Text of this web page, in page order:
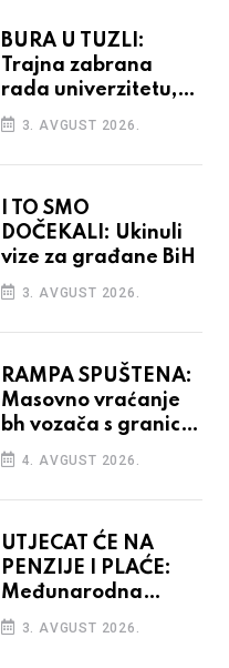
BURA U TUZLI:
Trajna zabrana
rada univerzitetu,
provedba sudskih
odluka
3. AVGUST 2026.
I TO SMO
DOČEKALI: Ukinuli
vize za građane BiH
3. AVGUST 2026.
RAMPA SPUŠTENA:
Masovno vraćanje
bh vozača s granica
EU, protesti na
vidiku
4. AVGUST 2026.
UTJECAT ĆE NA
PENZIJE I PLAĆE:
Međunarodna
agencija potvrdila
kreditni rejting BiH
3. AVGUST 2026.